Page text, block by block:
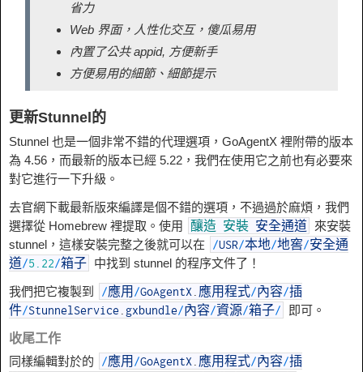
省力
Web 界面，人性化交互，傻瓜易用
內置了公共 appid, 方便新手
方便易用的細節、細節提示
更新Stunnel的
Stunnel 也是一個非常不錯的代理選項，GoAgentX 裡附帶的版本
為 4.56，而最新的版本已經 5.22，我們在使用它之前也有必要來
對它進行一下升級。
去官網下載最新版來編譯是個不錯的選項，不過過於麻煩，我們
選擇從 Homebrew 裡提取。使用
釀造 安裝 安全通道
來安裝
stunnel，這樣安裝完整之後就可以在
/USR/本地/地窖/安全通
道/5.22/箱子 中找到 stunnel 的程序文件了！
我們把它複製到 /應用 /GoAgentX 應用程式/內容/插
件/StunnelService gxbundle/內容/資源/箱子/ 即可。
收尾工作
同樣編輯對於的
/應用 /GoAgentX 應用程式/內容/插